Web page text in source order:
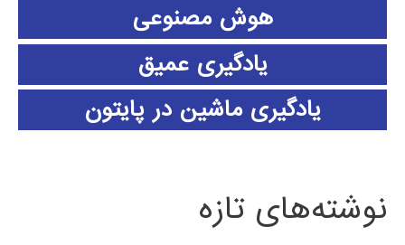
هوش مصنوعی
یادگیری عمیق
یادگیری ماشین در پایتون
نوشته‌های تازه